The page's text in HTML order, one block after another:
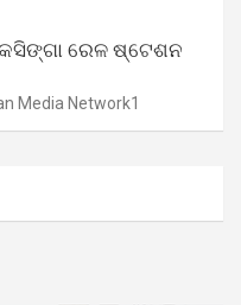
ରେଳ ଷ୍ଟେଶନ
Media Network1